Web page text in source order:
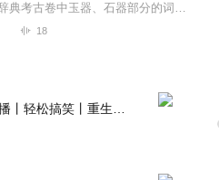
内容为中国百科大辞典考古卷中玉器、石器部分的词条，按顺序朗读。中国百科大辞典出版社鉴于社会的发展和读者不断提高的需求，《中国百科大辞典》对许多学科进行了增订。这...
18